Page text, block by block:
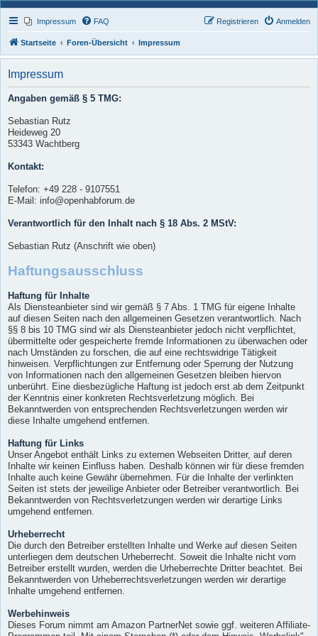
Impressum FAQ Anmelden
Registrieren
Startseite Foren-Übersicht Impressum
Impressum
Angaben gemäß § 5 TMG:
Sebastian Rutz
Heideweg 20
53343 Wachtberg
Kontakt:
Telefon: +49 228 - 9107551
E-Mail: info@openhabforum.de
Verantwortlich für den Inhalt nach § 18 Abs. 2 MStV:
Sebastian Rutz (Anschrift wie oben)
Haftungsausschluss
Haftung für Inhalte
Als Diensteanbieter sind wir gemäß § 7 Abs. 1 TMG für eigene Inhalte
auf diesen Seiten nach den allgemeinen Gesetzen verantwortlich. Nach
§§ 8 bis 10 TMG sind wir als Diensteanbieter jedoch nicht verpflichtet,
übermittelte oder gespeicherte fremde Informationen zu überwachen oder
nach Umständen zu forschen, die auf eine rechtswidrige Tätigkeit
hinweisen. Verpflichtungen zur Entfernung oder Sperrung der Nutzung
von Informationen nach den allgemeinen Gesetzen bleiben hiervon
unberührt. Eine diesbezügliche Haftung ist jedoch erst ab dem Zeitpunkt
der Kenntnis einer konkreten Rechtsverletzung möglich. Bei
Bekanntwerden von entsprechenden Rechtsverletzungen werden wir
diese Inhalte umgehend entfernen.
Haftung für Links
Unser Angebot enthält Links zu externen Webseiten Dritter, auf deren
Inhalte wir keinen Einfluss haben. Deshalb können wir für diese fremden
Inhalte auch keine Gewähr übernehmen. Für die Inhalte der verlinkten
Seiten ist stets der jeweilige Anbieter oder Betreiber verantwortlich. Bei
Bekanntwerden von Rechtsverletzungen werden wir derartige Links
umgehend entfernen.
Urheberrecht
Die durch den Betreiber erstellten Inhalte und Werke auf diesen Seiten
unterliegen dem deutschen Urheberrecht. Soweit die Inhalte nicht vom
Betreiber erstellt wurden, werden die Urheberrechte Dritter beachtet. Bei
Bekanntwerden von Urheberrechtsverletzungen werden wir derartige
Inhalte umgehend entfernen.
Werbehinweis
Dieses Forum nimmt am Amazon PartnerNet sowie ggf. weiteren Affiliate-